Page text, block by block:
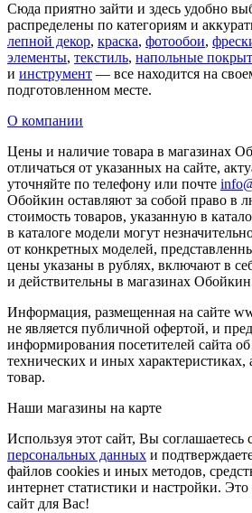
Сюда приятно зайти и здесь удобно
распределены по категориям и
лепной декор, краска, фотообои,
элементы, текстиль, напольные
и инструмент — все находится на
подготовленном месте.
О компании
Цены и наличие товара в магазинах
отличаться от указанных на сайте,
уточняйте по телефону или почте
Обойкин оставляют за собой право в
стоимость товаров, указанную в
в каталоге модели могут
от конкретных моделей,
цены указаны в рублях, включают в
и действительны в магазинах
Информация, размещенная на сайте
не является публичной офертой, и
информирования посетителей сайта
технических и иных характеристиках,
товар.
Наши магазины на карте
Используя этот сайт, Вы соглашаетесь
персональных данных и
файлов cookies и иных методов,
интернет статистики и настройки.
сайт для Вас!